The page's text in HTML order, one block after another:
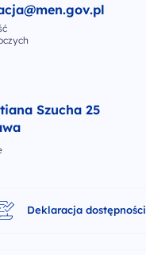
Szucha 25
Deklaracja dostępności